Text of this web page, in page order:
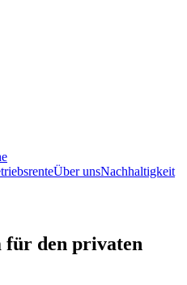
Über unsNachhaltigkeit
für den privaten